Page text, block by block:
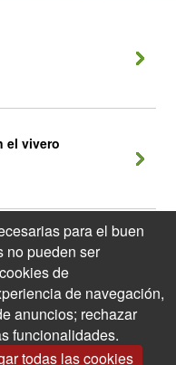
el vivero
para el buen
no pueden ser
de
de navegación,
anuncios; rechazar
funcionalidades.
todas las cookies